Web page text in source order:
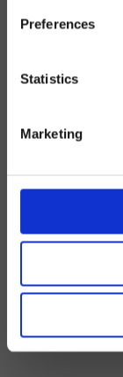
Preferences
Statistics
Marketing